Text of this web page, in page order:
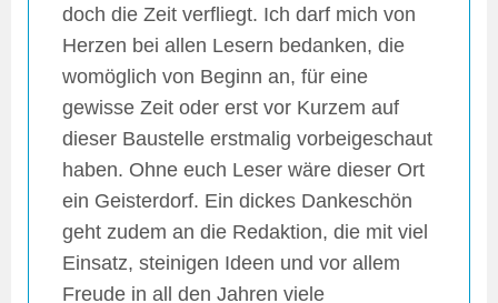
doch die Zeit verfliegt. Ich darf mich von
Herzen bei allen Lesern bedanken, die
womöglich von Beginn an, für eine
gewisse Zeit oder erst vor Kurzem auf
dieser Baustelle erstmalig vorbeigeschaut
haben. Ohne euch Leser wäre dieser Ort
ein Geisterdorf. Ein dickes Dankeschön
geht zudem an die Redaktion, die mit viel
Einsatz, steinigen Ideen und vor allem
Freude in all den Jahren viele